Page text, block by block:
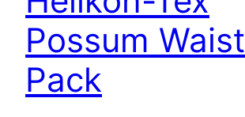
Possum Waist
Pack